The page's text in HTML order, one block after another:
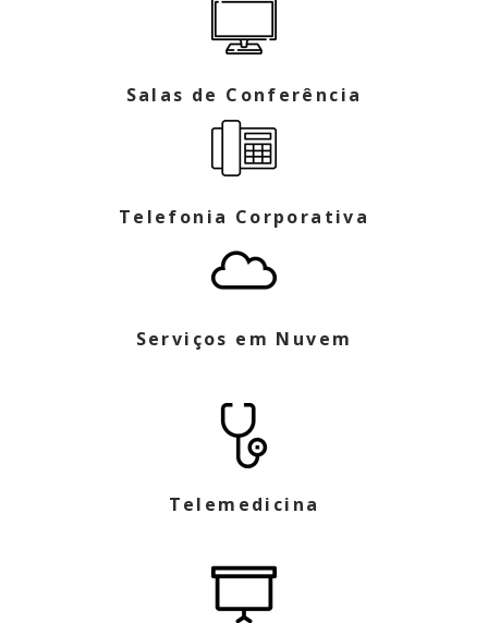
Salas de Conferência
Telefonia Corporativa
Serviços em Nuvem
Telemedicina